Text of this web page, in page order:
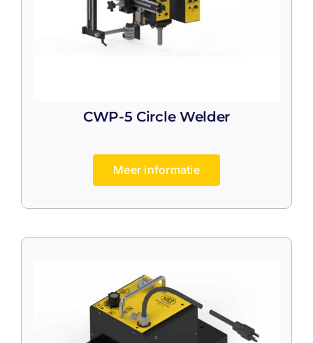
CWP-5 Circle Welder
Meer informatie